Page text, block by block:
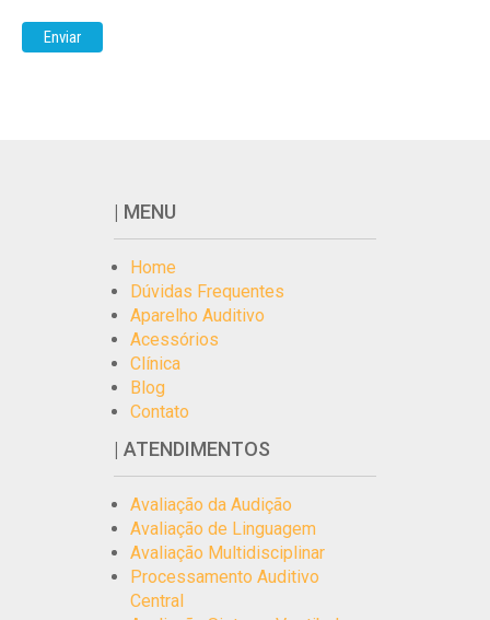
| MENU
Home
Dúvidas Frequentes
Aparelho Auditivo
Acessórios
Clínica
Blog
Contato
| ATENDIMENTOS
Avaliação da Audição
Avaliação de Linguagem
Avaliação Multidisciplinar
Processamento Auditivo
Central